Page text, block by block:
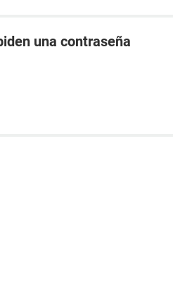
una contraseña